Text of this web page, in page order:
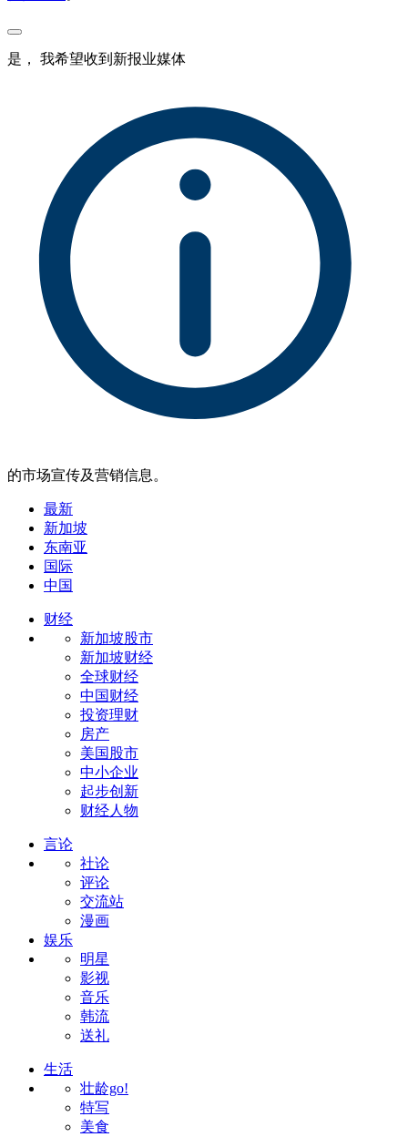
是， 我希望收到新报业媒体
的市场宣传及营销信息。
最新
新加坡
东南亚
国际
中国
财经
新加坡股市
新加坡财经
全球财经
中国财经
投资理财
房产
美国股市
中小企业
起步创新
财经人物
言论
社论
评论
交流站
漫画
娱乐
明星
影视
音乐
韩流
送礼
生活
壮龄go!
特写
美食